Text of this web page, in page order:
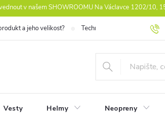
v našem SHOWROOMU Na Václavce 1202/10,
a jeho velikost? Technologie Athlet
Vesty Helmy Neopreny